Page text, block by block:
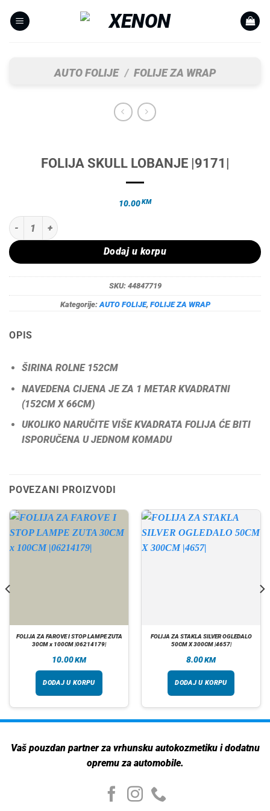
AUTO FOLIJE / FOLIJE ZA WRAP
FOLIJA SKULL LOBANJE |9171|
10.00KM
FOLIJA SKULL LOBANJE |9171| količina
Dodaj u korpu
SKU: 44847719
Kategorije: AUTO FOLIJE, FOLIJE ZA WRAP
OPIS
ŠIRINA ROLNE 152CM
NAVEDENA CIJENA JE ZA 1 METAR KVADRATNI
(152CM X 66CM)
UKOLIKO NARUČITE VIŠE KVADRATA FOLIJA ĆE BITI
ISPORUČENA U JEDNOM KOMADU
POVEZANI PROIZVODI
FOLIJA ZA FAROVE I STOP LAMPE ZUTA
30CM x 100CM |06214179|
10.00KM
DODAJ U KORPU
FOLIJA ZA STAKLA SILVER OGLEDALO
50CM X 300CM |4657|
8.00KM
DODAJ U KORPU
Vaš pouzdan partner za vrhunsku autokozmetiku i dodatnu
opremu za automobile.